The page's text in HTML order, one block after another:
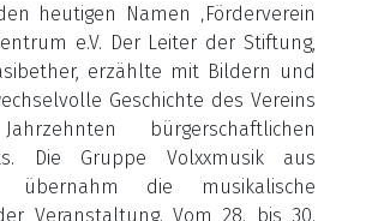
heutigen Namen ‚Förderverein
e.V. Der Leiter der Stiftung,
erzählte mit Bildern und
Geschichte des Vereins
bürgerschaftlichen
Die Gruppe Volxxmusik aus
übernahm die musikalische
Veranstaltung. Vom 28. bis 30.